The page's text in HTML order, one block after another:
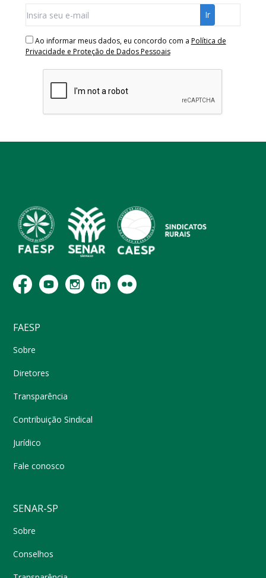
Ao informar meus dados, eu concordo com a Política de
Privacidade e Proteção de Dados Pessoais
FAESP
Sobre
Diretores
Transparência
Contribuição Sindical
Jurídico
Fale conosco
SENAR-SP
Sobre
Conselhos